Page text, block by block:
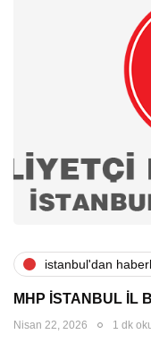
i̇stanbul'dan
MHP İSTANBUL İL
Nisan 22, 2026 1 dk